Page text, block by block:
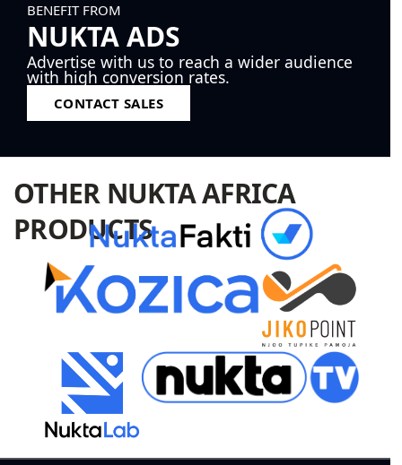
BENEFIT FROM
NUKTA ADS
Advertise with us to reach a wider audience
with high conversion rates.
CONTACT SALES
OTHER NUKTA AFRICA
PRODUCTS